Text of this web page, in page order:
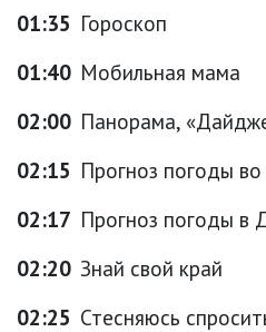
01:35 Гороскоп
01:40 Мобильная мама
02:00 Панорама,
02:15 Прогноз погоды
02:17 Прогноз погоды в
02:20 Знай свой край
02:25 Стесняюсь